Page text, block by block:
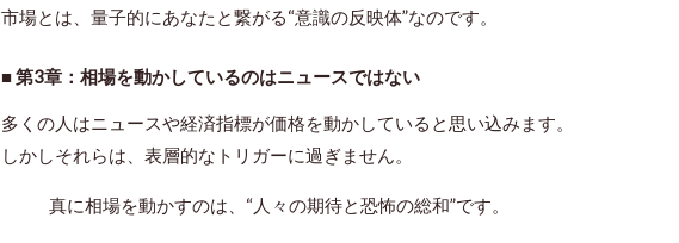
市場とは、量子的にあなたと繋がる“意識の反映体”なのです。
■ 第3章：相場を動かしているのはニュースではない
多くの人はニュースや経済指標が価格を動かしていると思い込みます。
しかしそれらは、表層的なトリガーに過ぎません。
真に相場を動かすのは、“人々の期待と恐怖の総和”です。